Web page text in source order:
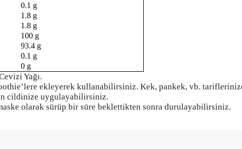
0.1 g
1.8 g
1.8 g
100 g
93.4 g
0.1 g
0 g
Yağı.
ekleyerek kullanabilirsiniz. Kek, pankek, vb.
cildinize uygulayabilirsiniz.
olarak sürüp bir süre beklettikten sonra durulayabilirsiniz.